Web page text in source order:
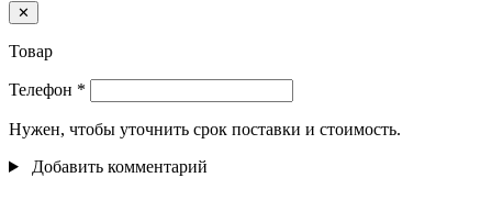
✕
Товар
Телефон *
Нужен, чтобы уточнить срок поставки и стоимость.
Добавить комментарий